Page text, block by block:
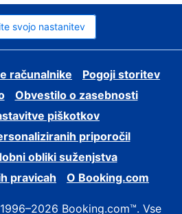
svojo nastanitev
računalnike
Pogoji storitev
Obvestilo o zasebnosti
piškotkov
priporočil
obliki suženjstva
pravicah
O Booking.com
Booking.com™. Vse